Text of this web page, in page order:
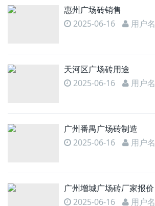
惠州广场砖销售
2025-06-16 用户名
天河区广场砖用途
2025-06-16 用户名
广州番禺广场砖制造
2025-06-16 用户名
广州增城广场砖厂家报价
2025-06-16 用户名